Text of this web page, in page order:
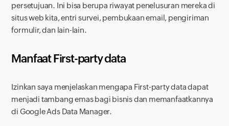
persetujuan. Ini bisa berupa riwayat penelusuran mereka di
situs web kita, entri survei, pembukaan email, pengiriman
formulir, dan lain-lain.
ManfaatFirst-party data
Izinkan saya menjelaskan mengapa First-party datadapat
menjadi tambang emas bagi bisnis dan memanfaatkannya
di Google Ads Data Manager.